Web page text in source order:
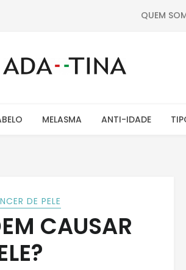
QUEM
MELASMA ANTI-IDADE
DE PELE
CAUSAR